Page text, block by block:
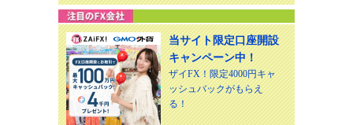
当サイト限定口座開設
キャンペーン中！
ザイFX！限定4000円キャ
ッシュバックがもらえ
る！